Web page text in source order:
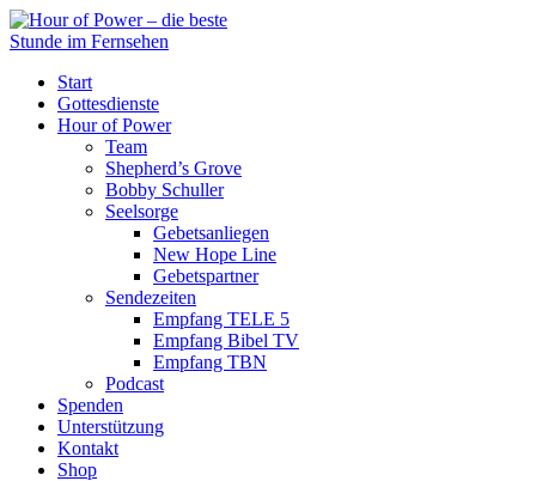
Start
Gottesdienste
Hour of Power
Team
Shepherd’s Grove
Bobby Schuller
Seelsorge
Gebetsanliegen
New Hope Line
Gebetspartner
Sendezeiten
Empfang TELE 5
Empfang Bibel TV
Empfang TBN
Podcast
Spenden
Unterstützung
Kontakt
Shop